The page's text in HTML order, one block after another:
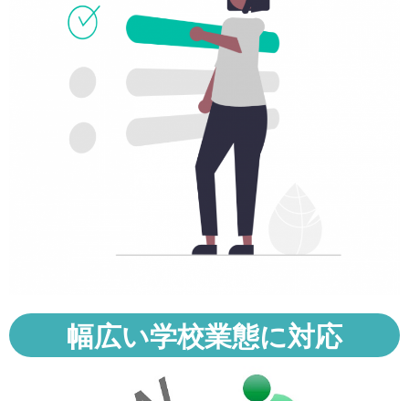
幅広い学校業態に対応